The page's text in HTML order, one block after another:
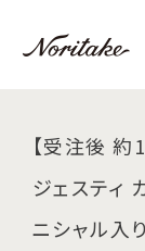
【受注後 約
ジェスティ
ニシャル入り